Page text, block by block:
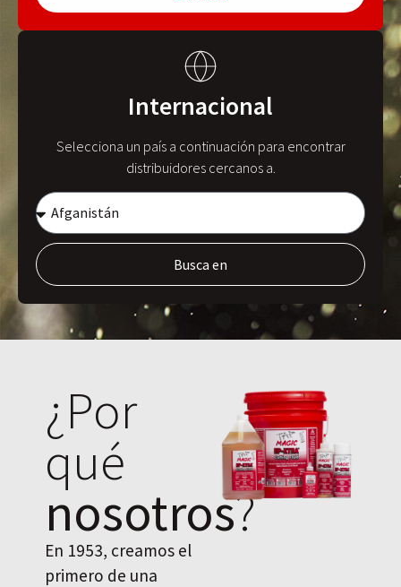
Internacional
Selecciona un país a continuación para encontrar
distribuidores cercanos a.
Busca en
¿Por
qué
nosotros?
En 1953, creamos el
primero de una